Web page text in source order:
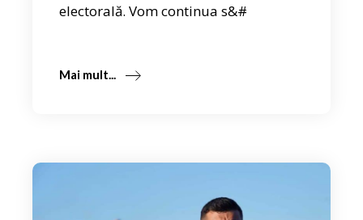
electorală. Vom continua s&#
Mai mult...